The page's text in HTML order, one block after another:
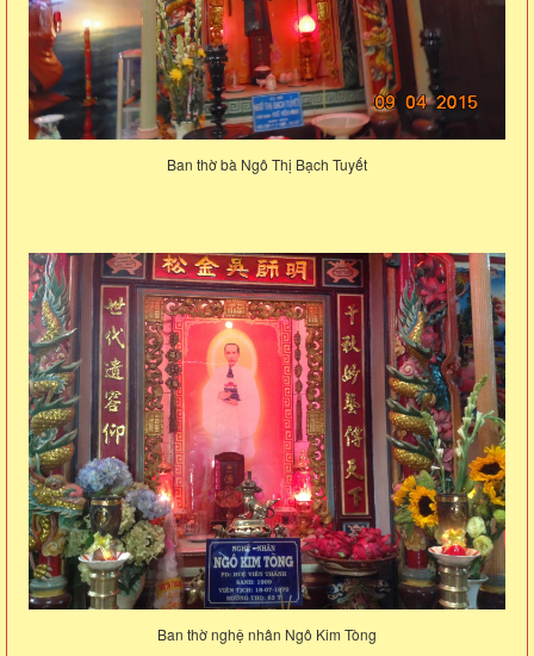
Ban thờ bà Ngô Thị Bạch Tuyết
Ban thờ nghệ nhân Ngô Kim Tòng